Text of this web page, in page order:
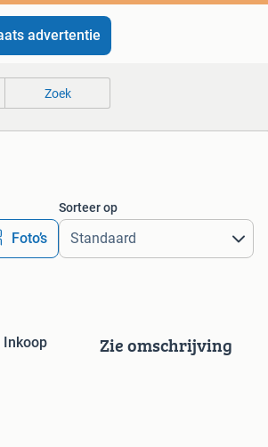
advertentie
Zoek
Foto’s
Sorteer op
Inkoop Zie omschrijving